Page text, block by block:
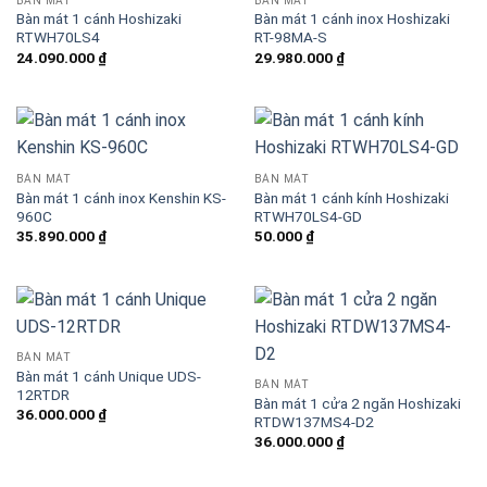
Blog kiến thức
Báo giá miễn phí →
Bàn mát 1 cánh Hoshizaki
RTWH70LS4
24.090.000 ₫
Bàn mát 1 cánh inox Hoshizaki
RT-98MA-S
29.980.000 ₫
BÀN MÁT
Bàn mát 1 cánh inox Kenshin KS-
960C
35.890.000 ₫
BÀN MÁT
Bàn mát 1 cánh kính Hoshizaki
RTWH70LS4-GD
50.000 ₫
BÀN MÁT
Bàn mát 1 cánh Unique UDS-
12RTDR
36.000.000 ₫
BÀN MÁT
Bàn mát 1 cửa 2 ngăn Hoshizaki
RTDW137MS4-D2
36.000.000 ₫